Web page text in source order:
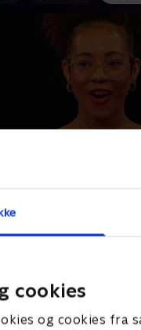
cookies
og cookies fra
eller kvinde. Dan
hun drømmer om at